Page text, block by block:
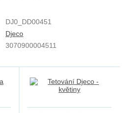
DJ0_DD00451
Djeco
3070900004511